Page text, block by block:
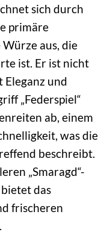
sich durch
primäre
aus, die
ist. Er ist nicht
und
„Federspiel“
ab, einem
was die
beschreibt.
„Smaragd“-
das
frischeren